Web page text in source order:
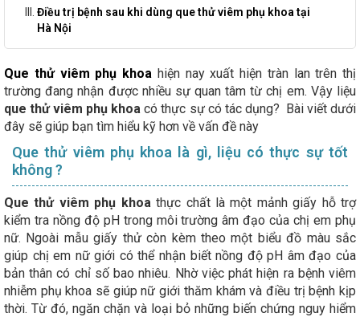
Điều trị bệnh sau khi dùng que thử viêm phụ khoa tại
Hà Nội
Que thử viêm phụ khoa hiện nay xuất hiện tràn lan trên thị
trường đang nhận được nhiều sự quan tâm từ chị em. Vậy liệu
que thử viêm phụ khoacó thực sự có tác dụng? Bài viết dưới
đây sẽ giúp bạn tìm hiểu kỹ hơn về vấn đề này
Que thử viêm phụ khoa là gì, liệu có thực sự tốt
không ?
Que thử viêm phụ khoathực chất là một mảnh giấy hỗ trợ
kiểm tra nồng độ pH trong môi trường âm đạo của chị em phụ
nữ. Ngoài mẫu giấy thử còn kèm theo một biểu đồ màu sắc
giúp chị em nữ giới có thể nhận biết nồng độ pH âm đạo của
bản thân có chỉ số bao nhiêu. Nhờ việc phát hiện ra bệnh viêm
nhiễm phụ khoa sẽ giúp nữ giới thăm khám và điều trị bệnh kịp
thời. Từ đó, ngăn chặn và loại bỏ những biến chứng nguy hiểm